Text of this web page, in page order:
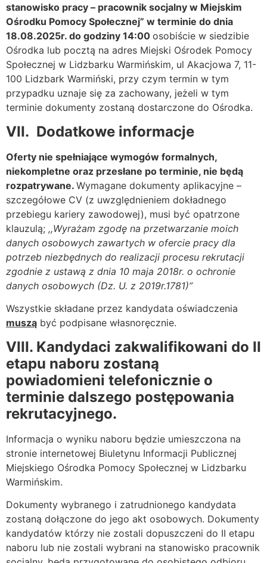
stanowisko pracy – pracownik socjalny w Miejskim
Ośrodku Pomocy Społecznej” w terminie do dnia
18.08.2025r. do godziny 14:00 osobiście w siedzibie
Ośrodka lub pocztą na adres Miejski Ośrodek Pomocy
Społecznej w Lidzbarku Warmińskim, ul Akacjowa 7, 11-
100 Lidzbark Warmiński, przy czym termin w tym
przypadku uznaje się za zachowany, jeżeli w tym
terminie dokumenty zostaną dostarczone do Ośrodka.
VII. Dodatkowe informacje
Oferty nie spełniające wymogów formalnych,
niekompletne oraz przesłane po terminie, nie będą
rozpatrywane. Wymagane dokumenty aplikacyjne –
szczegółowe CV (z uwzględnieniem dokładnego
przebiegu kariery zawodowej), musi być opatrzone
klauzulą; ,,Wyrażam zgodę na przetwarzanie moich
danych osobowych zawartych w ofercie pracy dla
potrzeb niezbędnych do realizacji procesu rekrutacji
zgodnie z ustawą z dnia 10 maja 2018r. o ochronie
danych osobowych (Dz. U. z 2019r.1781)”
Wszystkie składane przez kandydata oświadczenia
muszą być podpisane własnoręcznie.
VIII. Kandydaci zakwalifikowani do II
etapu naboru zostaną
powiadomieni telefonicznie o
terminie dalszego postępowania
rekrutacyjnego.
Informacja o wyniku naboru będzie umieszczona na
stronie internetowej Biuletynu Informacji Publicznej
Miejskiego Ośrodka Pomocy Społecznej w Lidzbarku
Warmińskim.
Dokumenty wybranego i zatrudnionego kandydata
zostaną dołączone do jego akt osobowych. Dokumenty
kandydatów którzy nie zostali dopuszczeni do II etapu
naboru lub nie zostali wybrani na stanowisko pracownik